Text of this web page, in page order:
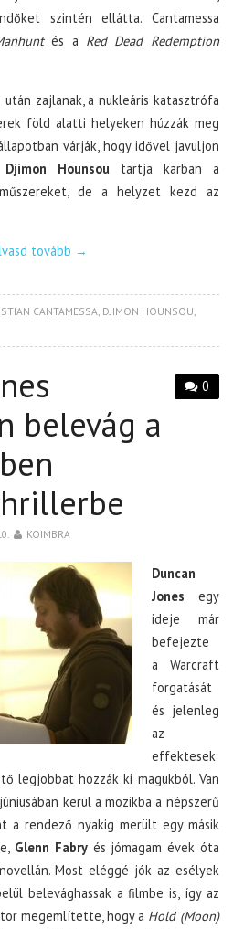
szintén ellátta. Cantamessa
és a Red Dead Redemption
zajlanak, a nukleáris katasztrófa
föld alatti helyeken húzzák meg
várják, hogy idővel javuljon
Djimon Hounsou tartja karban a
de a helyzet kezd az
tovább →
CANTAMESSA, DJIMON HOUNSOU,
0
belevág a
KOIMBRA
Duncan
Jones egy
ideje már
befejezte
a Warcraft
forgatását
és jelenleg
az
effektesek
legjobbat hozzák ki magukból. Van
kerül a mozikba a népszerű
a rendező nyakig merült egy másik
Glenn Fabry és jómagam évek óta
Most eléggé jók az esélyek
belevághassak a filmbe is, így az
megemlítette, hogy a Hold (Moon)